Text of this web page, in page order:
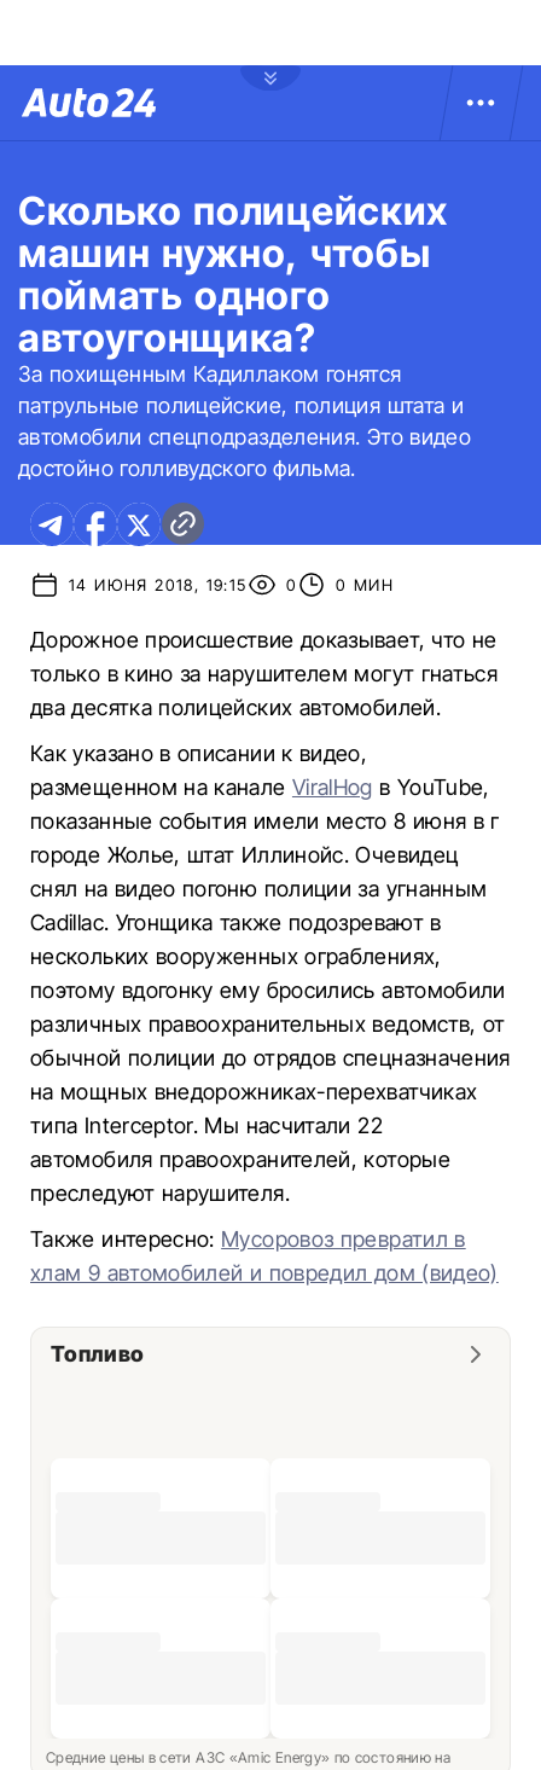
Сколько полицейских
машин нужно, чтобы
поймать одного
автоугонщика?
За похищенным Кадиллаком гонятся
патрульные полицейские, полиция штата и
автомобили спецподразделения. Это видео
достойно голливудского фильма.
14 ИЮНЯ 2018, 19:15 0 0 МИН
Дорожное происшествие доказывает, что не
только в кино за нарушителем могут гнаться
два десятка полицейских автомобилей.
Как указано в описании к видео,
размещенном на канале ViralHog в YouTube,
показанные события имели место 8 июня в г
городе Жолье, штат Иллинойс. Очевидец
снял на видео погоню полиции за угнанным
Cadillac. Угонщика также подозревают в
нескольких вооруженных ограблениях,
поэтому вдогонку ему бросились автомобили
различных правоохранительных ведомств, от
обычной полиции до отрядов спецназначения
на мощных внедорожниках-перехватчиках
типа Interceptor. Мы насчитали 22
автомобиля правоохранителей, которые
преследуют нарушителя.
Также интересно: Мусоровоз превратил в
хлам 9 автомобилей и повредил дом (видео)
Топливо
Средние цены в сети АЗС «Amic Energy» по состоянию на